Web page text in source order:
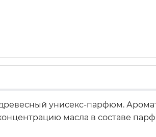
унисекс-парфюм.
масла в составе